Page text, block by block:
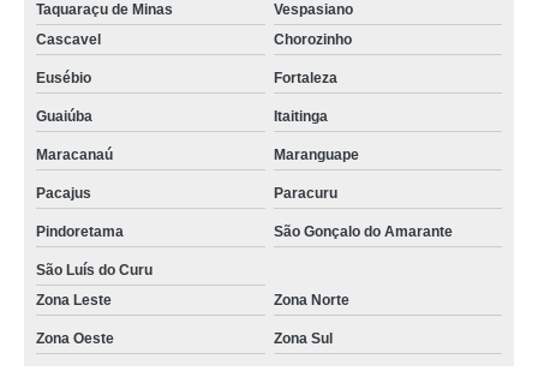
Taquaraçu de Minas
Vespasiano
Cascavel
Chorozinho
Eusébio Fortaleza
Guaiúba Itaitinga
Maracanaú Maranguape
Pacajus Paracuru
Pindoretama São Gonçalo do Amarante
São Luís do Curu
Zona Leste
Zona Norte
Zona Oeste Zona Sul